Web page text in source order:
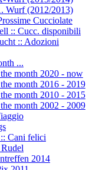
Wurf (2012/2013)
Cucciolate
:: Cucc. disponibili
:: Adozioni
...
month 2020 - now
month 2016 - 2019
month 2010 - 2015
month 2002 - 2009
Cani felici
2014